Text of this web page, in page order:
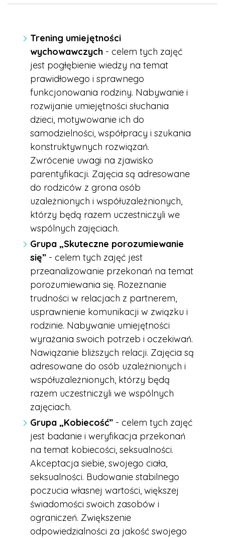
Trening umiejętności
wychowawczych - celem tych zajęć
jest pogłębienie wiedzy na temat
prawidłowego i sprawnego
funkcjonowania rodziny. Nabywanie i
rozwijanie umiejętności słuchania
dzieci, motywowanie ich do
samodzielności, współpracy i szukania
konstruktywnych rozwiązań.
Zwrócenie uwagi na zjawisko
parentyfikacji. Zajęcia są adresowane
do rodziców z grona osób
uzależnionych i współuzależnionych,
którzy będą razem uczestniczyli we
wspólnych zajęciach.
Grupa „Skuteczne porozumiewanie
się” - celem tych zajęć jest
przeanalizowanie przekonań na temat
porozumiewania się. Rozeznanie
trudności w relacjach z partnerem,
usprawnienie komunikacji w związku i
rodzinie. Nabywanie umiejętności
wyrażania swoich potrzeb i oczekiwań.
Nawiązanie bliższych relacji. Zajęcia są
adresowane do osób uzależnionych i
współuzależnionych, którzy będą
razem uczestniczyli we wspólnych
zajęciach.
Grupa „Kobiecość” - celem tych zajęć
jest badanie i weryfikacja przekonań
na temat kobiecości, seksualności.
Akceptacja siebie, swojego ciała,
seksualności. Budowanie stabilnego
poczucia własnej wartości, większej
świadomości swoich zasobów i
ograniczeń. Zwiększenie
odpowiedzialności za jakość swojego